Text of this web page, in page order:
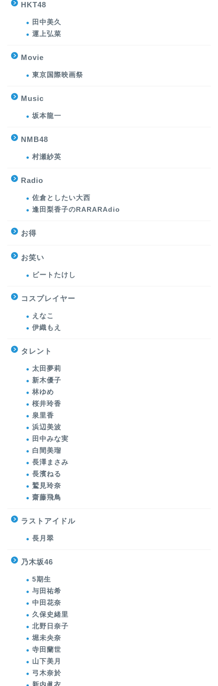
HKT48
田中美久
運上弘菜
Movie
東京国際映画祭
Music
坂本龍一
NMB48
村瀬紗英
Radio
佐倉としたい大西
逢田梨香子のRARARAdio
お得
お笑い
ビートたけし
コスプレイヤー
えなこ
伊織もえ
タレント
太田夢莉
新木優子
林ゆめ
桜井玲香
泉里香
浜辺美波
田中みな実
白間美瑠
長澤まさみ
長濱ねる
鷲見玲奈
齋藤飛鳥
ラストアイドル
長月翠
乃木坂46
5期生
与田祐希
中田花奈
久保史緒里
北野日奈子
堀未央奈
寺田蘭世
山下美月
弓木奈於